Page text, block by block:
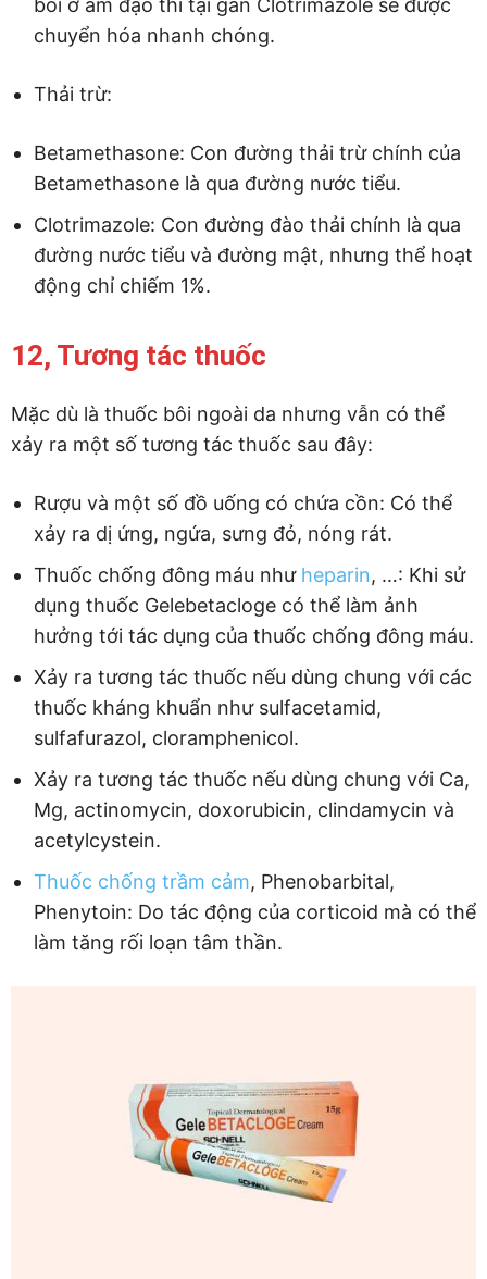
bôi ở âm đạo thì tại gan Clotrimazole sẽ được
chuyển hóa nhanh chóng.
Thải trừ:
Betamethasone: Con đường thải trừ chính của
Betamethasone là qua đường nước tiểu.
Clotrimazole: Con đường đào thải chính là qua
đường nước tiểu và đường mật, nhưng thể hoạt
động chỉ chiếm 1%.
12, Tương tác thuốc
Mặc dù là thuốc bôi ngoài da nhưng vẫn có thể
xảy ra một số tương tác thuốc sau đây:
Rượu và một số đồ uống có chứa cồn: Có thể
xảy ra dị ứng, ngứa, sưng đỏ, nóng rát.
Thuốc chống đông máu như heparin, …: Khi sử
dụng thuốc Gelebetacloge có thể làm ảnh
hưởng tới tác dụng của thuốc chống đông máu.
Xảy ra tương tác thuốc nếu dùng chung với các
thuốc kháng khuẩn như sulfacetamid,
sulfafurazol, cloramphenicol.
Xảy ra tương tác thuốc nếu dùng chung với Ca,
Mg, actinomycin, doxorubicin, clindamycin và
acetylcystein.
Thuốc chống trầm cảm, Phenobarbital,
Phenytoin: Do tác động của corticoid mà có thể
làm tăng rối loạn tâm thần.